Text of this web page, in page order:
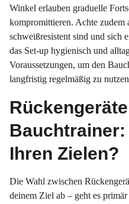
Winkel erlauben graduelle
kompromittieren. Achte zudem
schweißresistent sind und sich
das Set-up hygienisch und
Voraussetzungen, um den
langfristig regelmäßig zu
Ihren Zielen?
Die Wahl zwischen
deinem Ziel ab – geht es